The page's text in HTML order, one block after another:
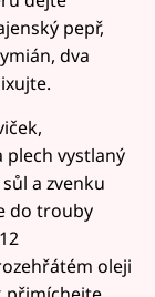
pepř,
dva
vystlaný
a zvenku
do trouby
oleji